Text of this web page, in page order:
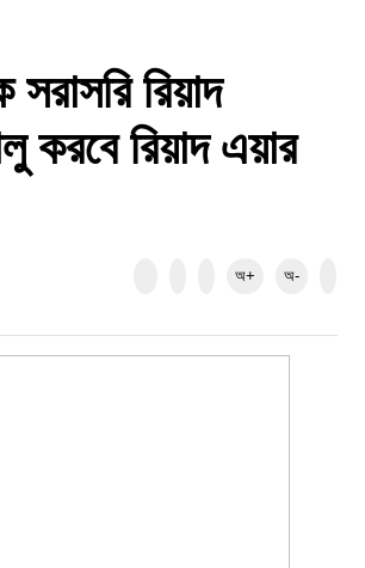
সরাসরি রিয়াদ
করবে রিয়াদ এয়ার
অ+ অ-